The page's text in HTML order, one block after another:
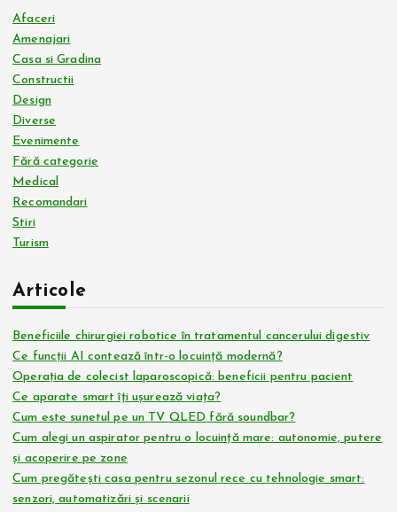
Afaceri
Amenajari
Casa si Gradina
Constructii
Design
Diverse
Evenimente
Fără categorie
Medical
Recomandari
Stiri
Turism
Articole
Beneficiile chirurgiei robotice în tratamentul cancerului digestiv
Ce funcții AI contează într-o locuință modernă?
Operația de colecist laparoscopică: beneficii pentru pacient
Ce aparate smart îți ușurează viața?
Cum este sunetul pe un TV QLED fără soundbar?
Cum alegi un aspirator pentru o locuință mare: autonomie, putere
și acoperire pe zone
Cum pregătești casa pentru sezonul rece cu tehnologie smart:
senzori, automatizări și scenarii